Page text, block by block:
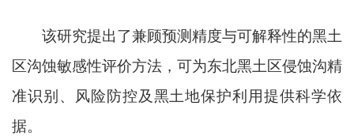
该研究提出了兼顾预测精度与可解释性的黑土
区沟蚀敏感性评价方法，可为东北黑土区侵蚀沟精
准识别、风险防控及黑土地保护利用提供科学依
据。